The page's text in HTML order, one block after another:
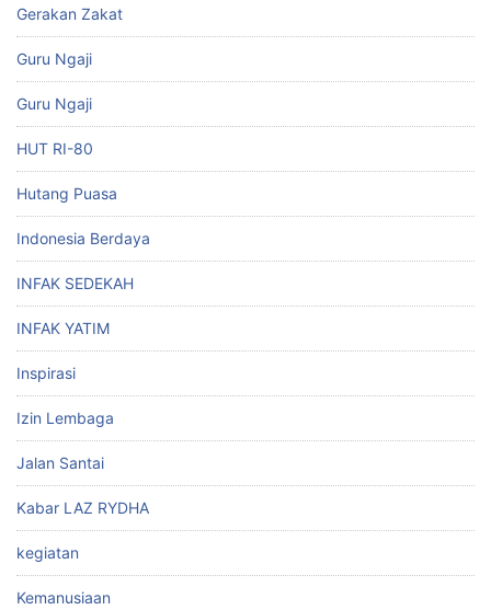
Gerakan Zakat
Guru Ngaji
Guru Ngaji
HUT RI-80
Hutang Puasa
Indonesia Berdaya
INFAK SEDEKAH
INFAK YATIM
Inspirasi
Izin Lembaga
Jalan Santai
Kabar LAZ RYDHA
kegiatan
Kemanusiaan